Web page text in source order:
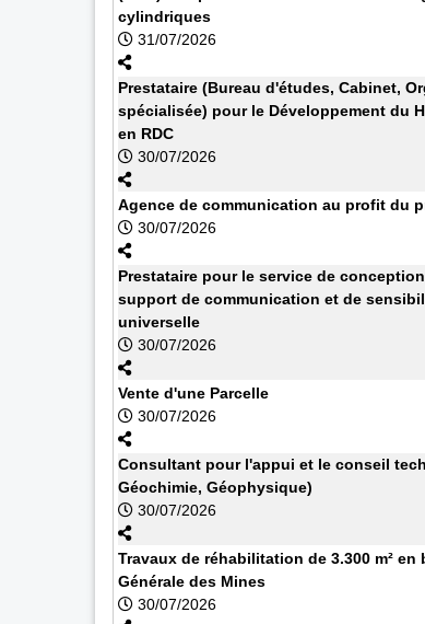
cylindriques
31/07/2026
Prestataire (Bureau d'études, Cabinet,
spécialisée) pour le Développement du
en RDC
30/07/2026
Agence de communication au profit du
30/07/2026
Prestataire pour le service de
support de communication et de
universelle
30/07/2026
Vente d'une Parcelle
30/07/2026
Consultant pour l'appui et le conseil
Géochimie, Géophysique)
30/07/2026
Travaux de réhabilitation de 3.300 m²
Générale des Mines
30/07/2026